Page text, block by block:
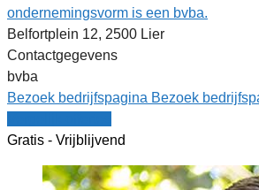
ondernemingsvorm is een bvba.
Belfortplein 12, 2500 Lier
Contactgegevens
bvba
Bezoek bedrijfspagina Bezoek
Gratis - Vrijblijvend